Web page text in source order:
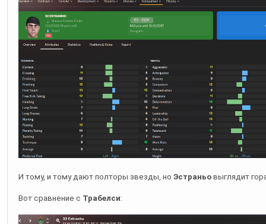
И тому, и тому дают полторы звезды, но Эстраньо выглядит
Вот сравнение с Трабелси: